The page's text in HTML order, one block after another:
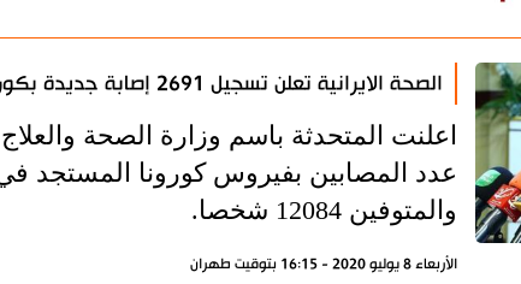
الصحة الايرانية تعلن تسجيل 2691 إصابة جديدة بكورونا
اعلنت المتحدثة باسم وزارة الصحة
والمتوفين 12084 شخصا.
الأربعاء 8 يوليو 2020 - 16:15 بتوقيت طهران